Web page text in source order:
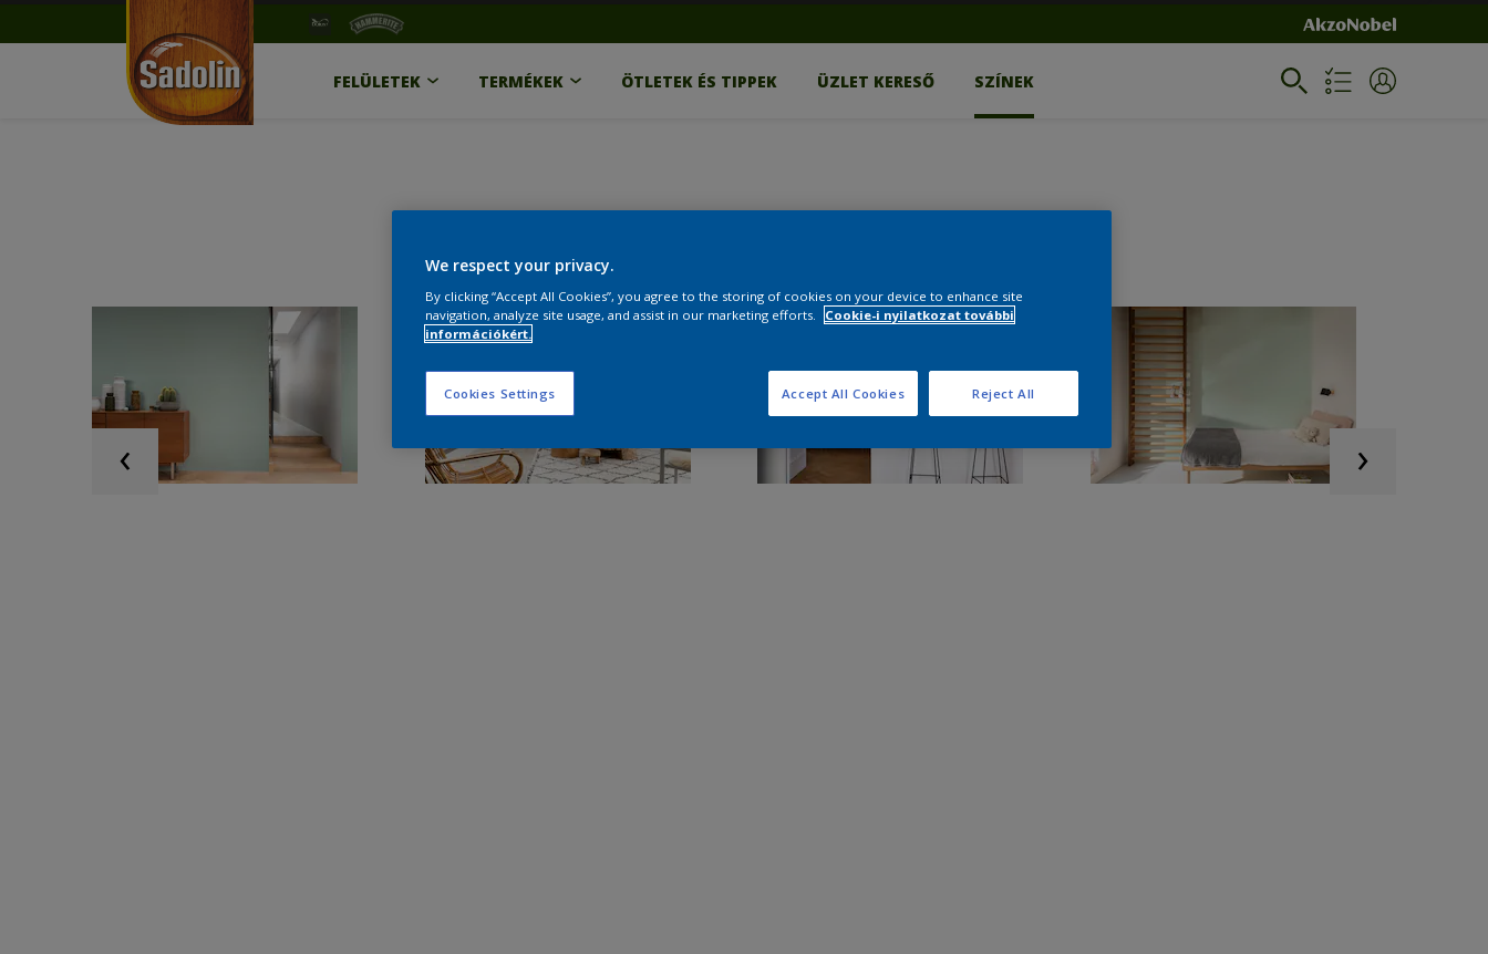
FELÜLETEK TERMÉKEK ÖTLETEK ÉS TIPPEK ÜZLET KERESŐ SZÍNEK
We respect your privacy.
By clicking “Accept All Cookies”, you agree to the storing of cookies on your device to enhance site
navigation, analyze site usage, and assist in our marketing efforts.
Cookie-i nyilatkozat további
információkért.
Cookies Settings Reject All
Accept All Cookies